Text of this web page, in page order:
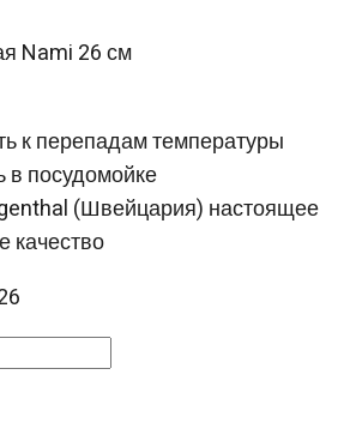
Nami 26 см
к перепадам температуры
посудомойке
(Швейцария) настоящее
качество